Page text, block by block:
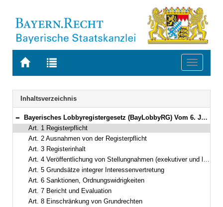
Zur
BAYERN.RECHT
Zur
letzten
Suche
Toggle
Navigation
Inhaltsverzeichnis
Bereich reduzieren
Bayerisches Lobbyregistergesetz (BayLobbyRG) Vom 6. Juli 2021 (GVBl. S. 386) BayRS 1100-7-I (Art. 1–9)
Art. 1 Registerpflicht
Art. 2 Ausnahmen von der Registerpflicht
Art. 3 Registerinhalt
Art. 4 Veröffentlichung von Stellungnahmen (exekutiver und legislativer Fußabdruck)
Art. 5 Grundsätze integrer Interessenvertretung
Art. 6 Sanktionen, Ordnungswidrigkeiten
Art. 7 Bericht und Evaluation
Art. 8 Einschränkung von Grundrechten